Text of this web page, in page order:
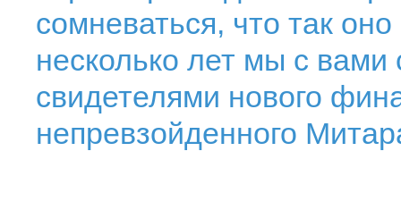
сомневаться, что так
несколько лет мы с вами
свидетелями нового
непревзойденного